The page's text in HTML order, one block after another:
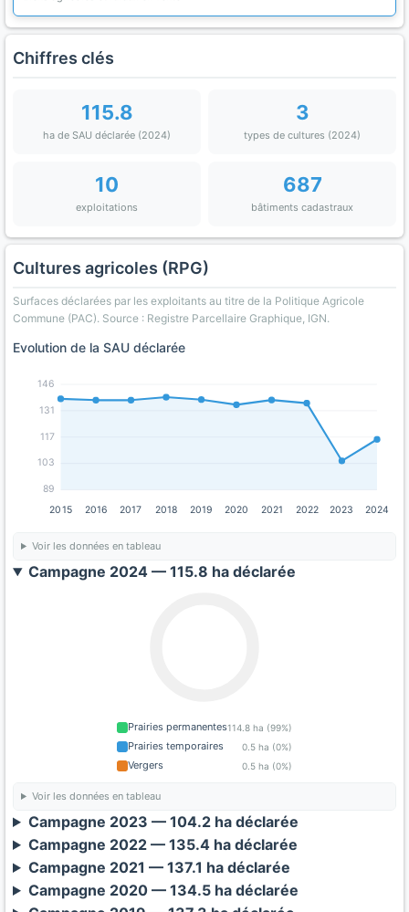
Chiffres clés
115.8
ha de SAU déclarée (2024)
3
types de cultures (2024)
10
exploitations
687
bâtiments cadastraux
Cultures agricoles (RPG)
Surfaces déclarées par les exploitants au titre de la Politique Agricole
Commune (PAC). Source : Registre Parcellaire Graphique, IGN.
Evolution de la SAU déclarée
89
103
117
131
146
2015 2016 2017 2018 2019 2020 2021 2022 2023 2024
Voir les données en tableau
Campagne 2024 — 115.8 ha déclarée
Prairies permanentes114.8 ha (99%)
Prairies temporaires 0.5 ha (0%)
Vergers 0.5 ha (0%)
Voir les données en tableau
Campagne 2023 — 104.2 ha déclarée
Campagne 2022 — 135.4 ha déclarée
Campagne 2021 — 137.1 ha déclarée
Campagne 2020 — 134.5 ha déclarée